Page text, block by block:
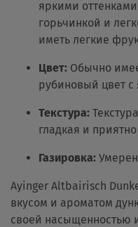
яркими
горьчинкой и
иметь легкие
Цвет: Обычно
рубиновый цвет
Текстура:
гладкая и
Газировка:
Ayinger Altbairisch
вкусом и ароматом
своей насыщенностью